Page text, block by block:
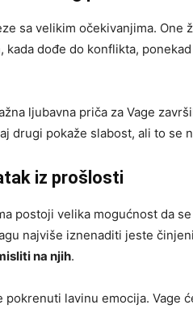
sa velikim očekivanjima.
kada dođe do konflikta,
ljubavna priča za Vage
drugi pokaže slabost, ali to se
iz prošlosti
postoji velika mogućnost da
najviše iznenaditi jeste
na njih.
pokrenuti lavinu emocija. Vage